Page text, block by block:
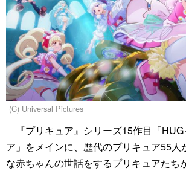
(C) Universal Pictures
『プリキュア』シリーズ15作目「HUG
ア」をメインに、歴代のプリキュア55人
な赤ちゃんの世話をするプリキュアたち